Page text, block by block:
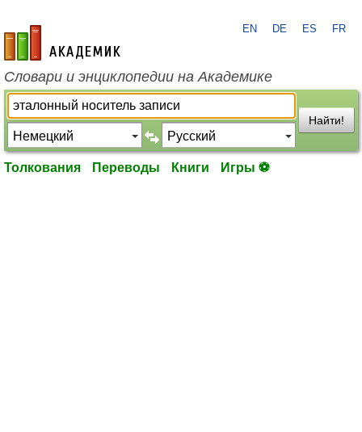
academic.ru
EN DE ES FR
Словари и энциклопедии на Академике
Найти!
Толкования Переводы Книги Игры ⚽